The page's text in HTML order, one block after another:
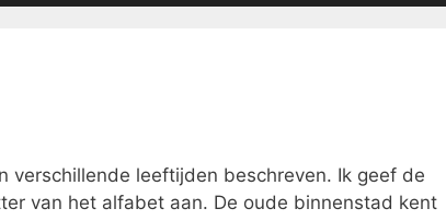
verschillende leeftijden beschreven. Ik geef de
van het alfabet aan. De oude binnenstad kent